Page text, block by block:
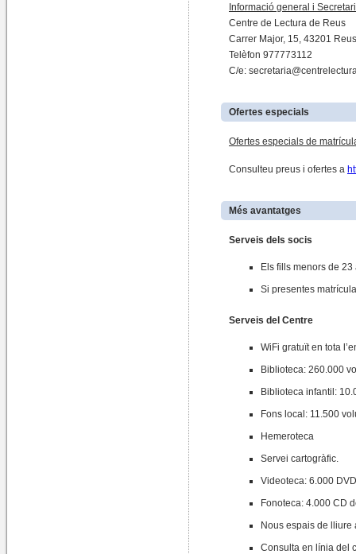
Informació general i
Centre de Lectura de Reus
Carrer Major, 15, 43201
Telèfon 977773112
C/e:
Ofertes especials
Ofertes especials de
Consulteu preus i ofertes a
Més avantatges
Serveis dels socis
Els fills menors de
Si presentes
Serveis del Centre
WiFi gratuït en tota
Biblioteca: 260.000
Biblioteca infantil:
Fons local: 11.500
Hemeroteca
Servei cartogràfic.
Videoteca: 6.000
Fonoteca: 4.000 CD
Nous espais de lliure
Consulta en línia del